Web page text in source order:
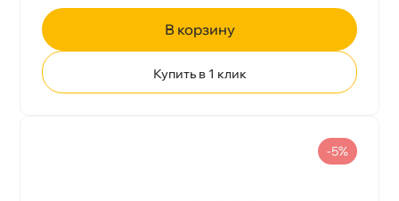
корзину
Купить в 1 клик
-5%